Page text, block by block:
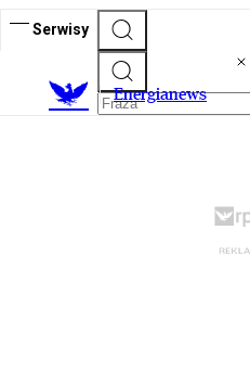
Serwisy
Energianews